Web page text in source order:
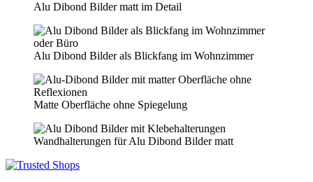
Alu Dibond Bilder matt im Detail
Alu Dibond Bilder als Blickfang im Wohnzimmer
Matte Oberfläche ohne Spiegelung
Wandhalterungen für Alu Dibond Bilder matt